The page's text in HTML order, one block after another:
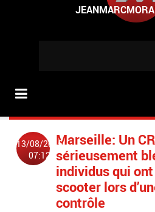
13/08/2015
07:12
Marseille: Un
sérieusement
individus qui
scooter lors
contrôle